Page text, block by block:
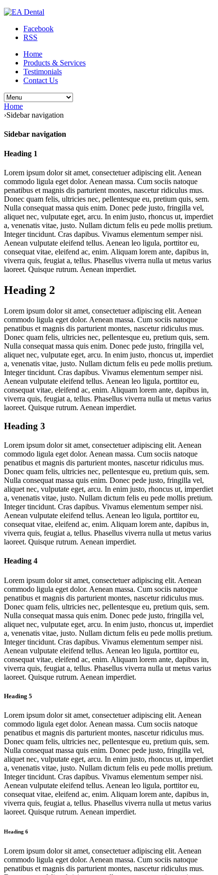
Facebook
RSS
Home
Products & Services
Testimonials
Contact Us
Home
›Sidebar navigation
Sidebar navigation
Heading 1
Lorem ipsum dolor sit amet, consectetuer adipiscing elit. Aenean
commodo ligula eget dolor. Aenean massa. Cum sociis natoque
penatibus et magnis dis parturient montes, nascetur ridiculus mus.
Donec quam felis, ultricies nec, pellentesque eu, pretium quis, sem.
Nulla consequat massa quis enim. Donec pede justo, fringilla vel,
aliquet nec, vulputate eget, arcu. In enim justo, rhoncus ut, imperdiet
a, venenatis vitae, justo. Nullam dictum felis eu pede mollis pretium.
Integer tincidunt. Cras dapibus. Vivamus elementum semper nisi.
Aenean vulputate eleifend tellus. Aenean leo ligula, porttitor eu,
consequat vitae, eleifend ac, enim. Aliquam lorem ante, dapibus in,
viverra quis, feugiat a, tellus. Phasellus viverra nulla ut metus varius
laoreet. Quisque rutrum. Aenean imperdiet.
Heading 2
Lorem ipsum dolor sit amet, consectetuer adipiscing elit. Aenean
commodo ligula eget dolor. Aenean massa. Cum sociis natoque
penatibus et magnis dis parturient montes, nascetur ridiculus mus.
Donec quam felis, ultricies nec, pellentesque eu, pretium quis, sem.
Nulla consequat massa quis enim. Donec pede justo, fringilla vel,
aliquet nec, vulputate eget, arcu. In enim justo, rhoncus ut, imperdiet
a, venenatis vitae, justo. Nullam dictum felis eu pede mollis pretium.
Integer tincidunt. Cras dapibus. Vivamus elementum semper nisi.
Aenean vulputate eleifend tellus. Aenean leo ligula, porttitor eu,
consequat vitae, eleifend ac, enim. Aliquam lorem ante, dapibus in,
viverra quis, feugiat a, tellus. Phasellus viverra nulla ut metus varius
laoreet. Quisque rutrum. Aenean imperdiet.
Heading 3
Lorem ipsum dolor sit amet, consectetuer adipiscing elit. Aenean
commodo ligula eget dolor. Aenean massa. Cum sociis natoque
penatibus et magnis dis parturient montes, nascetur ridiculus mus.
Donec quam felis, ultricies nec, pellentesque eu, pretium quis, sem.
Nulla consequat massa quis enim. Donec pede justo, fringilla vel,
aliquet nec, vulputate eget, arcu. In enim justo, rhoncus ut, imperdiet
a, venenatis vitae, justo. Nullam dictum felis eu pede mollis pretium.
Integer tincidunt. Cras dapibus. Vivamus elementum semper nisi.
Aenean vulputate eleifend tellus. Aenean leo ligula, porttitor eu,
consequat vitae, eleifend ac, enim. Aliquam lorem ante, dapibus in,
viverra quis, feugiat a, tellus. Phasellus viverra nulla ut metus varius
laoreet. Quisque rutrum. Aenean imperdiet.
Heading 4
Lorem ipsum dolor sit amet, consectetuer adipiscing elit. Aenean
commodo ligula eget dolor. Aenean massa. Cum sociis natoque
penatibus et magnis dis parturient montes, nascetur ridiculus mus.
Donec quam felis, ultricies nec, pellentesque eu, pretium quis, sem.
Nulla consequat massa quis enim. Donec pede justo, fringilla vel,
aliquet nec, vulputate eget, arcu. In enim justo, rhoncus ut, imperdiet
a, venenatis vitae, justo. Nullam dictum felis eu pede mollis pretium.
Integer tincidunt. Cras dapibus. Vivamus elementum semper nisi.
Aenean vulputate eleifend tellus. Aenean leo ligula, porttitor eu,
consequat vitae, eleifend ac, enim. Aliquam lorem ante, dapibus in,
viverra quis, feugiat a, tellus. Phasellus viverra nulla ut metus varius
laoreet. Quisque rutrum. Aenean imperdiet.
Heading 5
Lorem ipsum dolor sit amet, consectetuer adipiscing elit. Aenean
commodo ligula eget dolor. Aenean massa. Cum sociis natoque
penatibus et magnis dis parturient montes, nascetur ridiculus mus.
Donec quam felis, ultricies nec, pellentesque eu, pretium quis, sem.
Nulla consequat massa quis enim. Donec pede justo, fringilla vel,
aliquet nec, vulputate eget, arcu. In enim justo, rhoncus ut, imperdiet
a, venenatis vitae, justo. Nullam dictum felis eu pede mollis pretium.
Integer tincidunt. Cras dapibus. Vivamus elementum semper nisi.
Aenean vulputate eleifend tellus. Aenean leo ligula, porttitor eu,
consequat vitae, eleifend ac, enim. Aliquam lorem ante, dapibus in,
viverra quis, feugiat a, tellus. Phasellus viverra nulla ut metus varius
laoreet. Quisque rutrum. Aenean imperdiet.
Heading 6
Lorem ipsum dolor sit amet, consectetuer adipiscing elit. Aenean
commodo ligula eget dolor. Aenean massa. Cum sociis natoque
penatibus et magnis dis parturient montes, nascetur ridiculus mus.